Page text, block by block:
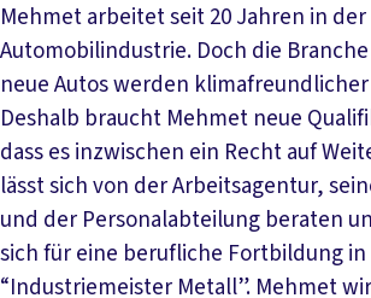
Mehmet arbeitet seit 20 Jahren in der
Automobilindustrie. Doch die
neue Autos werden
Deshalb braucht Mehmet neue
dass es inzwischen ein Recht auf
lässt sich von der Arbeitsagentur,
und der Personalabteilung beraten
sich für eine berufliche Fortbildung
“Industriemeister Metall”. Mehmet